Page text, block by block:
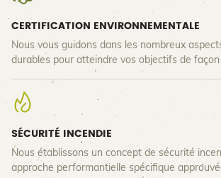
CERTIFICATION ENVIRONNEMENTALE
Nous vous guidons dans les nombreux
durables pour atteindre vos objectifs de
SÉCURITÉ INCENDIE
Nous établissons un concept de sécurité
approche performantielle spécifique